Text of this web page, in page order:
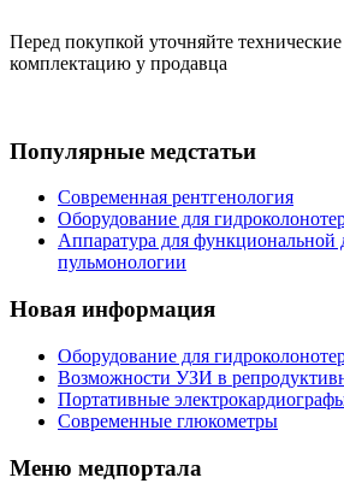
Перед покупкой уточняйте
комплектацию у продавца
Популярные медстатьи
Современная рентгенология
Оборудование для
Аппаратура для функциональной
пульмонологии
Новая информация
Оборудование для
Возможности УЗИ в
Портативные
Современные глюкометры
Меню медпортала